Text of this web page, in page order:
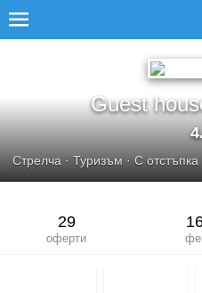
Guest
Стрелча · Туризъм · С отстъпка
29
оферти